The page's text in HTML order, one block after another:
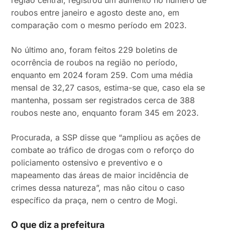
roubos entre janeiro e agosto deste ano, em
comparação com o mesmo período em 2023.
No último ano, foram feitos 229 boletins de
ocorrência de roubos na região no período,
enquanto em 2024 foram 259. Com uma média
mensal de 32,27 casos, estima-se que, caso ela se
mantenha, possam ser registrados cerca de 388
roubos neste ano, enquanto foram 345 em 2023.
Procurada, a SSP disse que “ampliou as ações de
combate ao tráfico de drogas com o reforço do
policiamento ostensivo e preventivo e o
mapeamento das áreas de maior incidência de
crimes dessa natureza”, mas não citou o caso
específico da praça, nem o centro de Mogi.
O que diz a prefeitura